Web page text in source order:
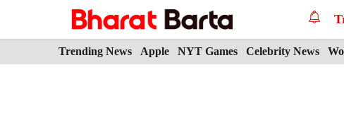
Trending News Apple NYT Games Celebrity News